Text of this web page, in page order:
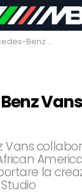
Vans supporterà la IAAM
Vans
la